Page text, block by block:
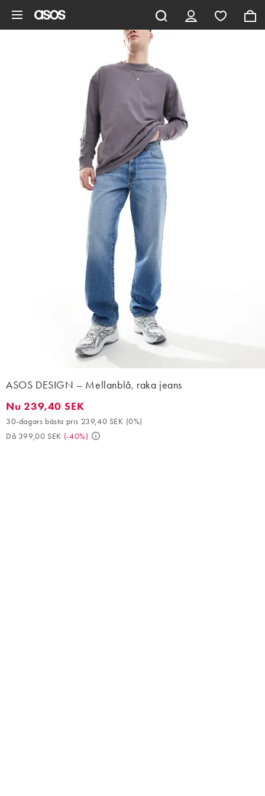
ASOS DESIGN – Mellanblå, raka jeans
Nu 239,40 SEK. 30-dagars bästa pris 239,40 SEK (0%). Då
Nu 239,40 SEK
30-dagars bästa pris 239,40 SEK (0%)
Då 399,00 SEK (-40%)